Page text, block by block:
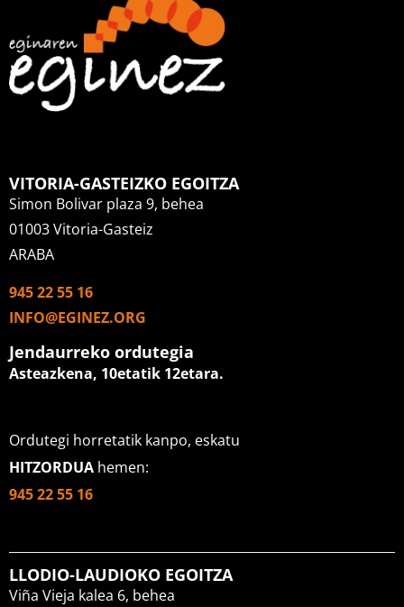
VITORIA-GASTEIZKO EGOITZA
Simon Bolivar plaza 9, behea
01003 Vitoria-Gasteiz
ARABA
945 22 55 16
INFO@EGINEZ.ORG
Jendaurreko ordutegia
Asteazkena, 10etatik 12etara.
Ordutegi horretatik kanpo, eskatu
HITZORDUA hemen:
945 22 55 16
LLODIO-LAUDIOKO EGOITZA
Viña Vieja kalea 6, behea